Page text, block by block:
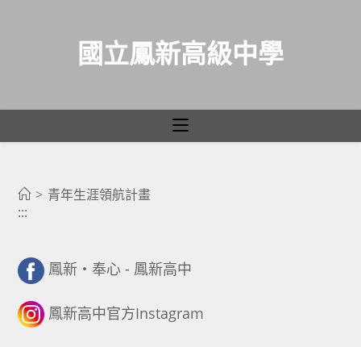
國立鳳新高級中學
> 青年生涯領航計畫
:::
鳳新・奉心 - 鳳新高中
鳳新高中官方Instagram